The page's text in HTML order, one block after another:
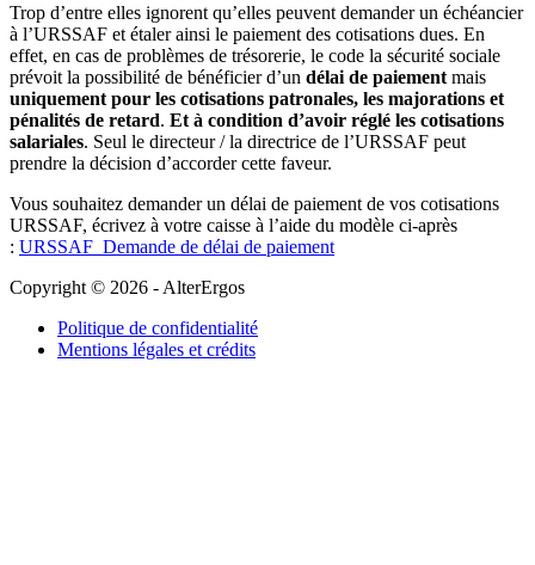
Trop d’entre elles ignorent qu’elles peuvent demander un échéancier
à l’URSSAF et étaler ainsi le paiement des cotisations dues. En
effet, en cas de problèmes de trésorerie, le code la sécurité sociale
prévoit la possibilité de bénéficier d’un délai de paiement mais
uniquement pour les cotisations patronales, les majorations et
pénalités de retard. Et à condition d’avoir réglé les cotisations
salariales. Seul le directeur / la directrice de l’URSSAF peut
prendre la décision d’accorder cette faveur.
Vous souhaitez demander un délai de paiement de vos cotisations
URSSAF, écrivez à votre caisse à l’aide du modèle ci-après
: URSSAF_Demande de délai de paiement
Copyright © 2026 - AlterErgos
Politique de confidentialité
Mentions légales et crédits